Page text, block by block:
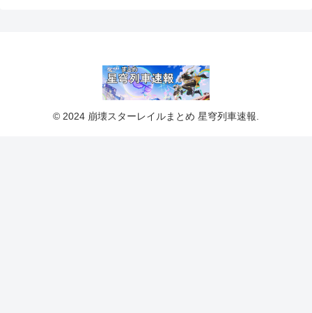
© 2024 崩壊スターレイルまとめ 星穹列車速報.